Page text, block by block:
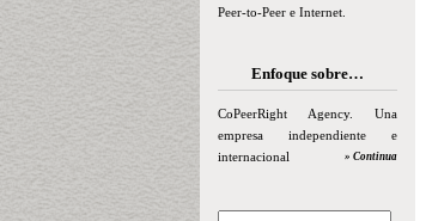
Peer-to-Peer e Internet.
Enfoque sobre…
CoPeerRight Agency. Una
empresa independiente e
internacional
» Continua